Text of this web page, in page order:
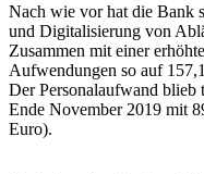
Nach wie vor hat die Bank
und Digitalisierung von
Zusammen mit einer
Aufwendungen so auf
Der Personalaufwand blieb
Ende November 2019 mit
Euro).